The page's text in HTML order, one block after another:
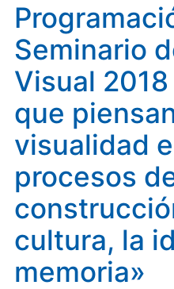
Seminario
Visual
que
visualidad
procesos
cultura, la
memoria»